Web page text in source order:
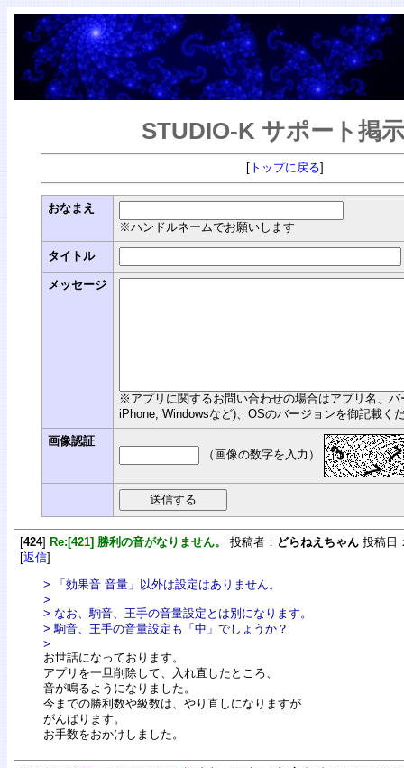
STUDIO-K サポート掲
[ トップに戻る]
おなまえ
※ハンドルネームでお願いします
タイトル
メッセージ
※アプリに関するお問い合わせの場合はアプリ名、
iPhone, Windowsなど)、OSのバージョンを御記載く
画像認証
（画像の数字を入力）
[424] Re:[421] 勝利の音がなりません。 投稿者： どらねえちゃん 投稿日
[返信]
> 「効果音 音量」以外は設定はありません。
>
> なお、駒音、王手の音量設定とは別になります。
> 駒音、王手の音量設定も「中」でしょうか？
>
お世話になっております。
アプリを一旦削除して、入れ直したところ、
音が鳴るようになりました。
今までの勝利数や級数は、やり直しになりますが
がんばります。
お手数をおかけしました。